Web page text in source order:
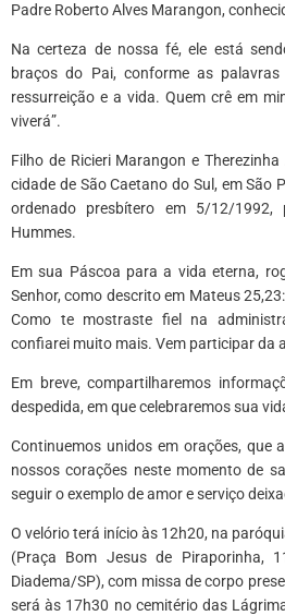
Padre Roberto Alves Marangon,
Na certeza de nossa fé, ele está
braços do Pai, conforme as
ressurreição e a vida. Quem crê em
viverá”.
Filho de Ricieri Marangon e
cidade de São Caetano do Sul, em
ordenado presbítero em 5/12/1992,
Hummes.
Em sua Páscoa para a vida eterna,
Senhor, como descrito em Mateus
Como te mostraste fiel na
confiarei muito mais. Vem participar da
Em breve, compartilharemos
despedida, em que celebraremos sua
Continuemos unidos em orações, que
nossos corações neste momento de
seguir o exemplo de amor e serviço
O velório terá início às 12h20, na
(Praça Bom Jesus de Piraporinha,
Diadema/SP), com missa de corpo
será às 17h30 no cemitério das